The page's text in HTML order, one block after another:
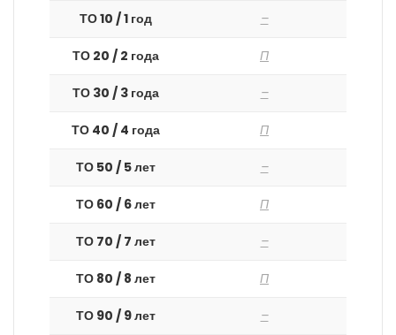
ТО 10 / 1 год –
ТО 20 / 2 года П
ТО 30 / 3 года –
ТО 40 / 4 года П
ТО 50 / 5 лет –
ТО 60 / 6 лет П
ТО 70 / 7 лет –
ТО 80 / 8 лет П
ТО 90 / 9 лет –